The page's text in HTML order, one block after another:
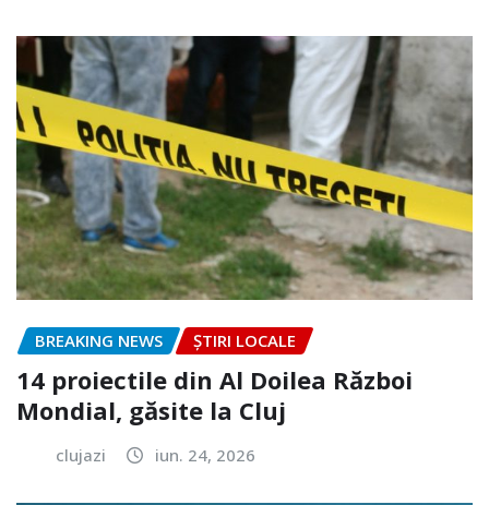
BREAKING NEWS ȘTIRI LOCALE
14 proiectile din Al Doilea Război
Mondial, găsite la Cluj
clujazi iun. 24, 2026